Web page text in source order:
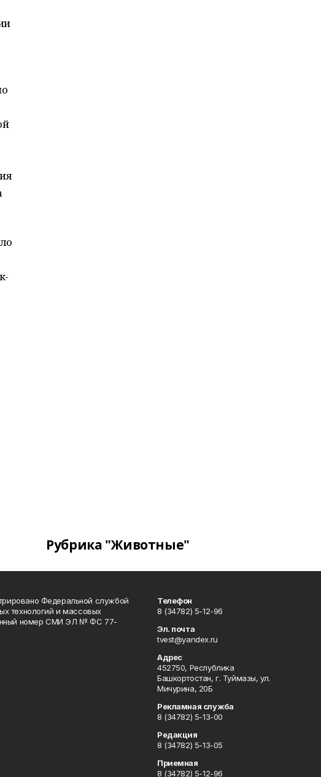
Рубрика "Животные"
Федеральной службой
технологий и массовых
номер СМИ ЭЛ № ФС 77-
Телефон
8 (34782) 5-12-96
Эл. почта
tvest@yandex.ru
Адрес
452750, Республика
Башкортостан, г. Туймазы, ул.
Мичурина, 20Б
Рекламная служба
8 (34782) 5-13-00
Редакция
8 (34782) 5-13-05
Приемная
8 (34782) 5-12-96